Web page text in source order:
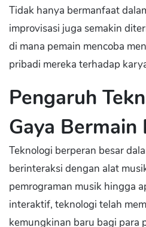
Tidak hanya bermanfaat
improvisasi juga semakin
di mana pemain mencoba
pribadi mereka terhadap
Pengaruh
Gaya Bermain
Teknologi berperan besar
berinteraksi dengan alat
pemrograman musik hingga
interaktif, teknologi telah
kemungkinan baru bagi para